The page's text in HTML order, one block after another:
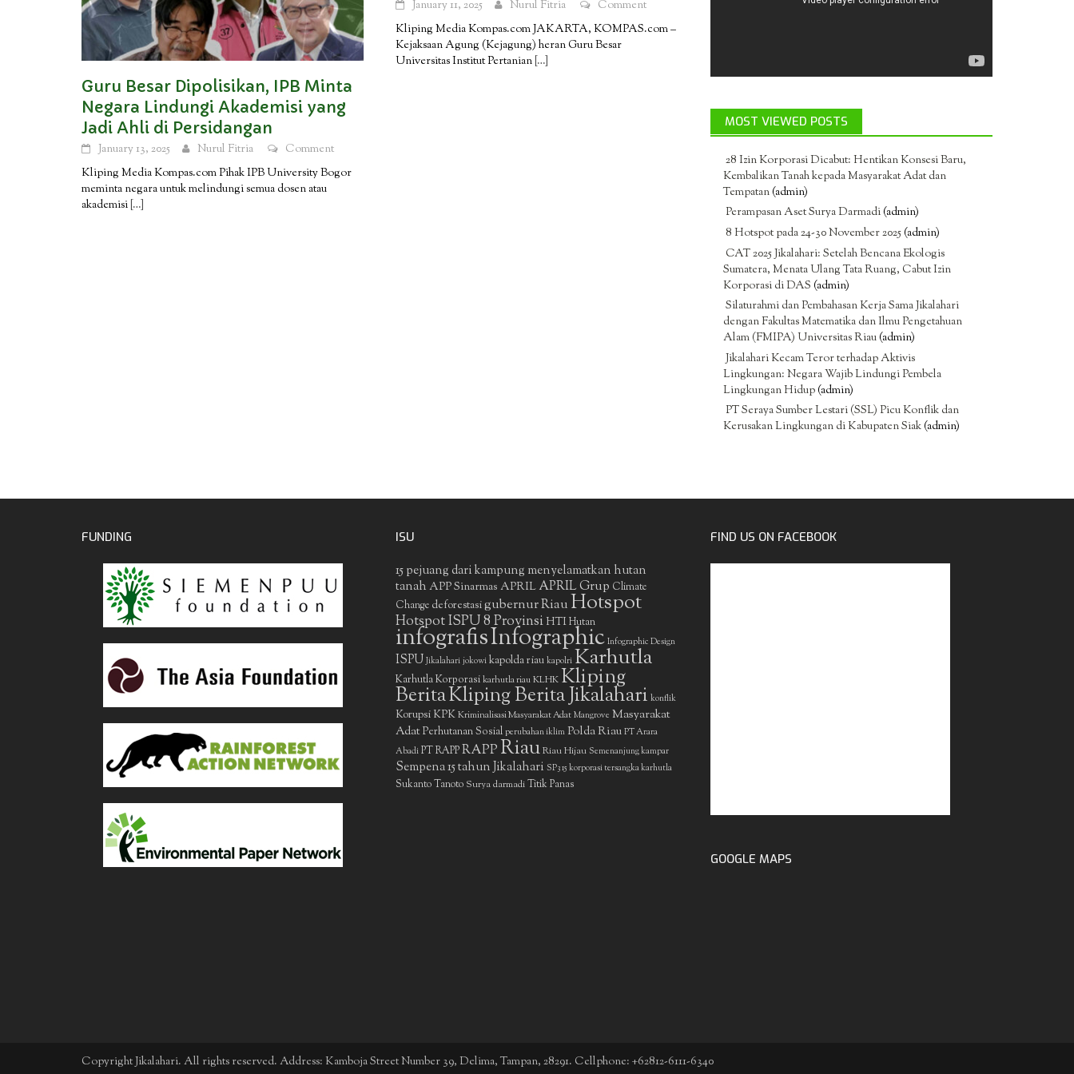
Guru Besar Dipolisikan, IPB Minta
Negara Lindungi Akademisi yang
Jadi Ahli di Persidangan
January 13, 2025 Nurul Fitria
Comment
Kliping Media Kompas.com Pihak IPB University Bogor
meminta negara untuk melindungi semua dosen atau
akademisi […]
January 11, 2025 Nurul Fitria
Comment
Kliping Media Kompas.com JAKARTA, KOMPAS.com –
Kejaksaan Agung (Kejagung) heran Guru Besar
Universitas Institut Pertanian […]
MOST VIEWED POSTS
28 Izin Korporasi Dicabut: Hentikan Konsesi Baru,
Kembalikan Tanah kepada Masyarakat Adat dan
Tempatan(admin)
Perampasan Aset Surya Darmadi(admin)
8 Hotspot pada 24-30 November 2025(admin)
CAT 2025 Jikalahari: Setelah Bencana Ekologis
Sumatera, Menata Ulang Tata Ruang, Cabut Izin
Korporasi di DAS (admin)
Silaturahmi dan Pembahasan Kerja Sama Jikalahari
dengan Fakultas Matematika dan Ilmu Pengetahuan
Alam (FMIPA) Universitas Riau(admin)
Jikalahari Kecam Teror terhadap Aktivis
Lingkungan: Negara Wajib Lindungi Pembela
Lingkungan Hidup(admin)
PT Seraya Sumber Lestari (SSL) Picu Konflik dan
Kerusakan Lingkungan di Kabupaten Siak(admin)
FUNDING ISU
15 pejuang dari kampung menyelamatkan hutan
tanah APP Sinarmas APRIL APRIL Grup Climate
Change deforestasigubernur RiauHotspot
Hotspot ISPU 8 ProvinsiHTIHutan
infografisInfographic Infographic Design
ISPU Jikalahari jokowi kapolda riau kapolri Karhutla
Karhutla Korporasi karhutla riau KLHKKliping
BeritaKliping Berita Jikalahari konflik
Korupsi KPK Kriminalisasi Masyarakat Adat Mangrove Masyarakat
AdatPerhutanan Sosial perubahan iklim Polda Riau PT Arara
Abadi PT RAPPRAPPRiauRiau Hijau Semenanjung kampar
Sempena 15 tahun Jikalahari SP3 15 korporasi tersangka karhutla
Sukanto Tanoto Surya darmadiTitik Panas
FIND US ON FACEBOOK
GOOGLE MAPS
Copyright Jikalahari. All rights reserved. Address: Kamboja Street Number 39, Delima, Tampan, 28291. Cellphone: +62812-6111-6340